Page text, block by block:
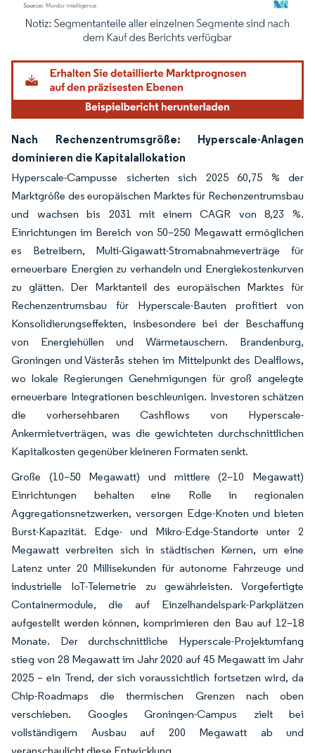
Bild © Mordor Intelligence. Wiederverwendung erfordert Namensnennung
Nach Rechenzentrumsgröße: Hyperscale-Anlagen
dominieren die Kapitalallokation
Hyperscale-Campusse sicherten sich 2025 60,75 % der
Marktgröße des europäischen Marktes für Rechenzentrumsbau
und wachsen bis 2031 mit einem CAGR von 8,23 %.
Einrichtungen im Bereich von 50–250 Megawatt ermöglichen
es Betreibern, Multi-Gigawatt-Stromabnahmeverträge für
erneuerbare Energien zu verhandeln und Energiekostenkurven
zu glätten. Der Marktanteil des europäischen Marktes für
Rechenzentrumsbau für Hyperscale-Bauten profitiert von
Konsolidierungseffekten, insbesondere bei der Beschaffung
von Energiehüllen und Wärmetauschern. Brandenburg,
Groningen und Västerås stehen im Mittelpunkt des Dealflows,
wo lokale Regierungen Genehmigungen für groß angelegte
erneuerbare Integrationen beschleunigen. Investoren schätzen
die vorhersehbaren Cashflows von Hyperscale-
Ankermietverträgen, was die gewichteten durchschnittlichen
Kapitalkosten gegenüber kleineren Formaten senkt.
Große (10–50 Megawatt) und mittlere (2–10 Megawatt)
Einrichtungen behalten eine Rolle in regionalen
Aggregationsnetzwerken, versorgen Edge-Knoten und bieten
Burst-Kapazität. Edge- und Mikro-Edge-Standorte unter 2
Megawatt verbreiten sich in städtischen Kernen, um eine
Latenz unter 20 Millisekunden für autonome Fahrzeuge und
industrielle IoT-Telemetrie zu gewährleisten. Vorgefertigte
Containermodule, die auf Einzelhandelspark-Parkplätzen
aufgestellt werden können, komprimieren den Bau auf 12–18
Monate. Der durchschnittliche Hyperscale-Projektumfang
stieg von 28 Megawatt im Jahr 2020 auf 45 Megawatt im Jahr
2025 – ein Trend, der sich voraussichtlich fortsetzen wird, da
Chip-Roadmaps die thermischen Grenzen nach oben
verschieben. Googles Groningen-Campus zielt bei
vollständigem Ausbau auf 200 Megawatt ab und